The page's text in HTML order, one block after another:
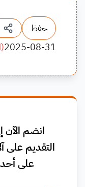
حفظ
2025-08-31
(
انضم
التقديم على
على